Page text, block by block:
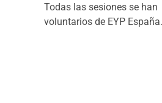
Todas las sesiones se
voluntarios de EYP España.